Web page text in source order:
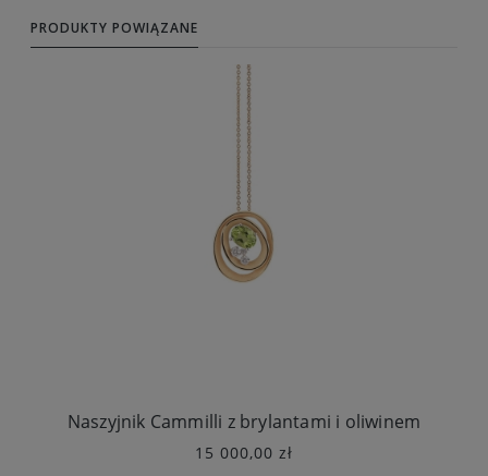
PRODUKTY POWIĄZANE
Naszyjnik Cammilli z brylantami i oliwinem
15 000,00 zł